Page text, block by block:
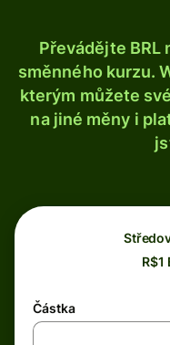
Převádějte BRL
směnného kurzu.
kterým můžete
na jiné měny i
R$1
Částka